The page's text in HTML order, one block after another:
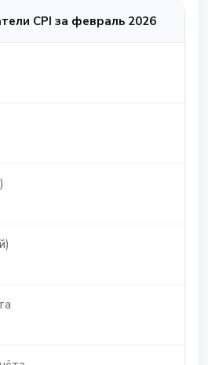
CPI за февраль 2026